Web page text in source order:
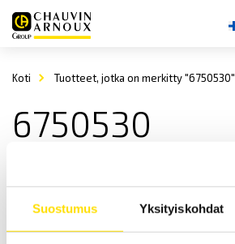
Suostumus Yksityiskohdat
Koti Tuotteet, jotka on merkitty "6750530"
6750530